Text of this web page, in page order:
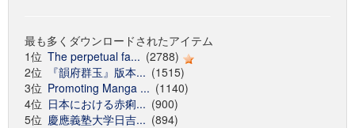
最も多くダウンロードされたアイテム
1位 The perpetual fa... (2788)
2位
『韻府群玉』版本... (1515)
3位 Promoting Manga ... (1140)
4位 日本における赤痢... (900)
5位 慶應義塾大学日吉... (894)